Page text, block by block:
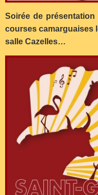
Soirée de
courses camarguaises
salle Cazelles…